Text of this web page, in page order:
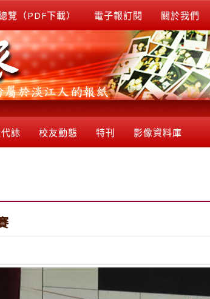
覽（PDF下載） 電子報訂閱 關於我們
誌 校友動態 特刊 影像資料庫